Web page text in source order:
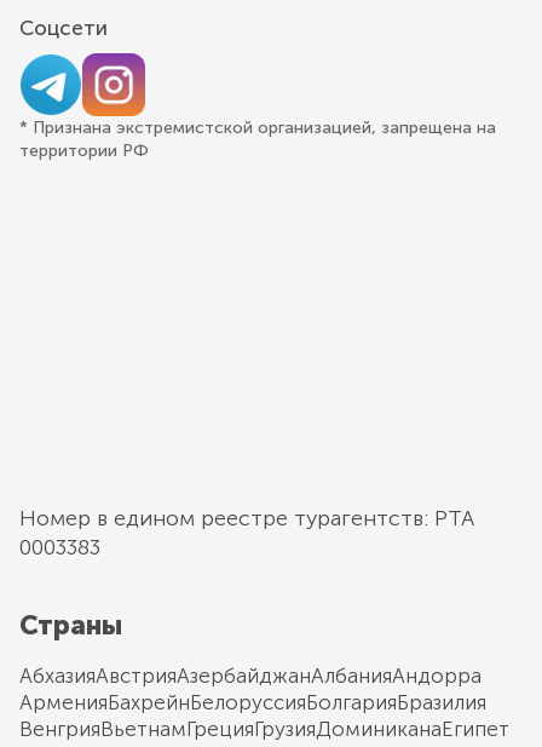
Соцсети
* Признана экстремистской организацией, запрещена на
территории РФ
Номер в едином реестре турагентств: РТА
0003383
Страны
АбхазияАвстрияАзербайджанАлбанияАндорра
АрменияБахрейнБелоруссияБолгарияБразилия
ВенгрияВьетнамГрецияГрузияДоминиканаЕгипет